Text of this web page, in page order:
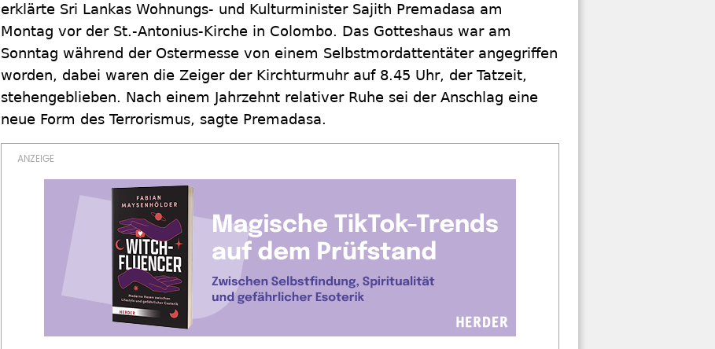
erklärte Sri Lankas Wohnungs- und Kulturminister Sajith Premadasa am
Montag vor der St.-Antonius-Kirche in Colombo. Das Gotteshaus war am
Sonntag während der Ostermesse von einem Selbstmordattentäter angegriffen
worden, dabei waren die Zeiger der Kirchturmuhr auf 8.45 Uhr, der Tatzeit,
stehengeblieben. Nach einem Jahrzehnt relativer Ruhe sei der Anschlag eine
neue Form des Terrorismus, sagte Premadasa.